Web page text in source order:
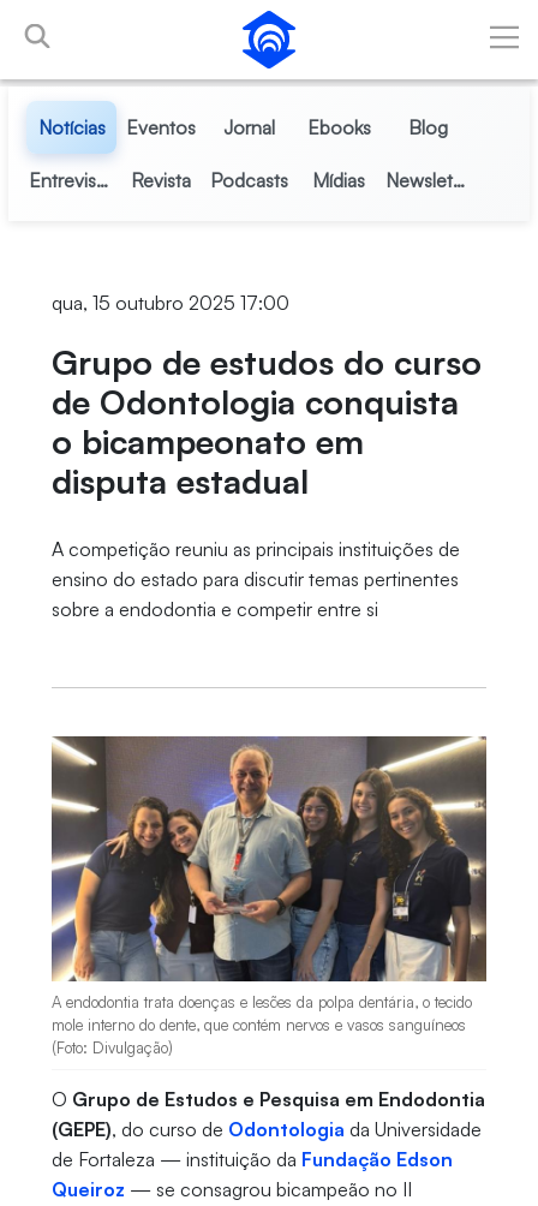
Pular para o Conteúdo principal
Notícias Eventos Jornal Ebooks Blog
Entrevistas Revista Podcasts Mídias Newsletter
qua, 15 outubro 2025 17:00
Grupo de estudos do curso
de Odontologia conquista
o bicampeonato em
disputa estadual
A competição reuniu as principais instituições de
ensino do estado para discutir temas pertinentes
sobre a endodontia e competir entre si
A endodontia trata doenças e lesões da polpa dentária, o tecido
mole interno do dente, que contém nervos e vasos sanguíneos
(Foto: Divulgação)
O Grupo de Estudos e Pesquisa em Endodontia
(GEPE), do curso de Odontologia da Universidade
de Fortaleza — instituição da Fundação Edson
Queiroz — se consagrou bicampeão no II